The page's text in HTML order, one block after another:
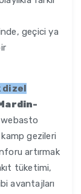
geçici ya
dizel
webasto
kamp gezileri
artırmak
tüketimi,
avantajları